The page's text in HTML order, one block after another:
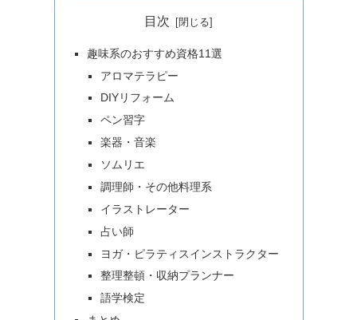
目次
趣味系のおすすめ資格11選
アロマテラピー
DIYリフォーム
ペン習字
楽器・音楽
ソムリエ
調理師・その他料理系
イラストレーター
占い師
ヨガ・ピラティスインストラクター
整理整頓・収納プランナー
語学検定